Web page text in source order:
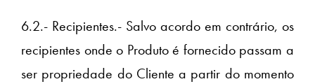
6.2.- Recipientes.- Salvo acordo em contrário, os
recipientes onde o Produto é fornecido passam a
ser propriedade do Cliente a partir do momento